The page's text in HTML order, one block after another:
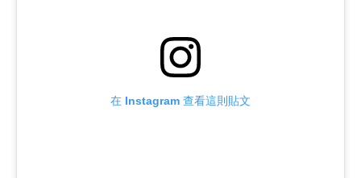
在 Instagram 查看這則貼文